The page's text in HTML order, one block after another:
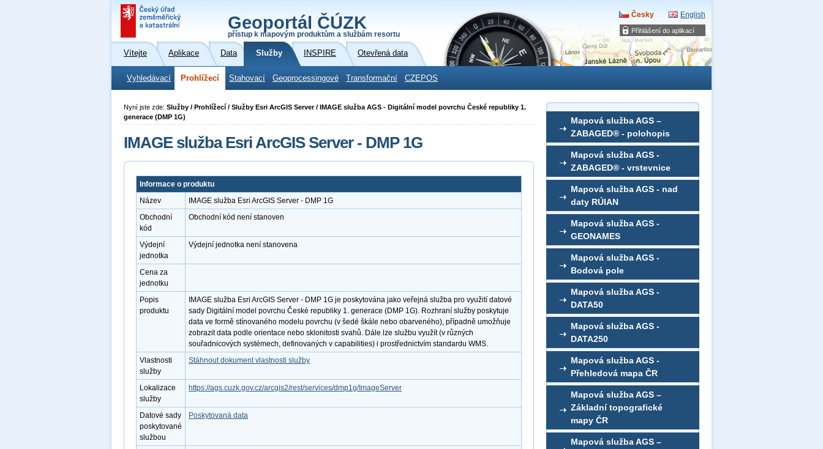
Přihlášení do aplikací
Geoportál ČÚZK
přístup k mapovým produktům a službám resortu
Česky English
Vítejte Aplikace Data Služby INSPIRE Otevřená data
Vyhledávací Prohlížecí Stahovací Geoprocessingové Transformační CZEPOS
Mapová služba AGS –
ZABAGED® - polohopis
Mapová služba AGS -
ZABAGED® - vrstevnice
Mapová služba AGS - nad
daty RÚIAN
Mapová služba AGS -
GEONAMES
Mapová služba AGS -
Bodová pole
Mapová služba AGS -
DATA50
Mapová služba AGS -
DATA250
Mapová služba AGS -
Přehledová mapa ČR
Mapová služba AGS –
Základní topografické
mapy ČR
Mapová služba AGS –
Nyní jste zde: Služby / Prohlížecí / Služby Esri ArcGIS Server / IMAGE služba AGS - Digitální model povrchu České republiky 1.
generace (DMP 1G)
IMAGE služba Esri ArcGIS Server - DMP 1G
Informace o produktu
Název
IMAGE služba Esri ArcGIS Server - DMP 1G
Obchodní
kód
Obchodní kód není stanoven
Výdejní
jednotka
Výdejní jednotka není stanovena
Cena za
jednotku
Popis
produktu
IMAGE služba Esri ArcGIS Server - DMP 1G je poskytována jako veřejná služba pro využití datové
sady Digitální model povrchu České republiky 1. generace (DMP 1G). Rozhraní služby poskytuje
data ve formě stínovaného modelu povrchu (v šedé škále nebo obarveného), případně umožňuje
zobrazit data podle orientace nebo sklonitosti svahů. Dále lze službu využít (v různých
souřadnicových systémech, definovaných v capabilities) i prostřednictvím standardu WMS.
Vlastnosti
služby
Stáhnout dokument vlastnosti služby
Lokalizace
služby
https://ags.cuzk.gov.cz/arcgis2/rest/services/dmp1g/ImageServer
Datové sady
poskytované
službou
Poskytovaná data